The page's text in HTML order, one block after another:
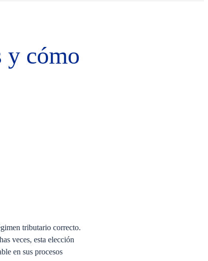
y cómo
tributario correcto.
veces, esta elección
en sus procesos